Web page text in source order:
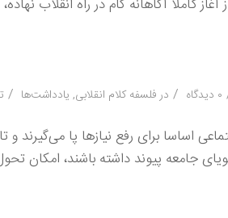
كاملا آگاهانه گام در راه انقلاب
۰ دیدگاه / در فلسفه کلام انقلابی, یادداشت‌ها /
اساسا برای رفع نیازها پا می‌گیرند و
پویای جامعه پیوند داشته باشند،